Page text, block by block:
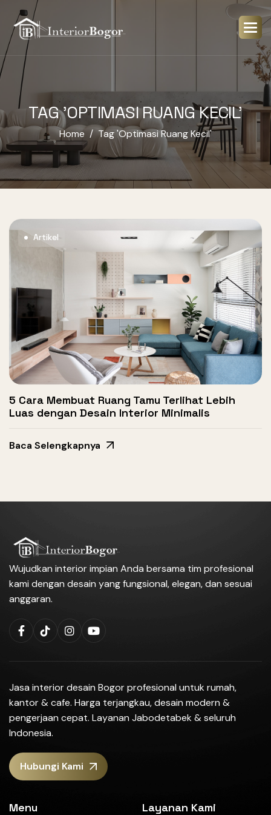
TAG 'OPTIMASI RUANG KECIL'
Home Tag 'optimasi Ruang Kecil'
Artikel
5 Cara Membuat Ruang Tamu Terlihat Lebih
Luas dengan Desain Interior Minimalis
Baca Selengkapnya
Wujudkan interior impian Anda bersama tim profesional
kami dengan desain yang fungsional, elegan, dan sesuai
anggaran.
Jasa interior desain Bogor profesional untuk rumah,
kantor & cafe. Harga terjangkau, desain modern &
pengerjaan cepat. Layanan Jabodetabek & seluruh
Indonesia.
Hubungi Kami
Menu Layanan Kami